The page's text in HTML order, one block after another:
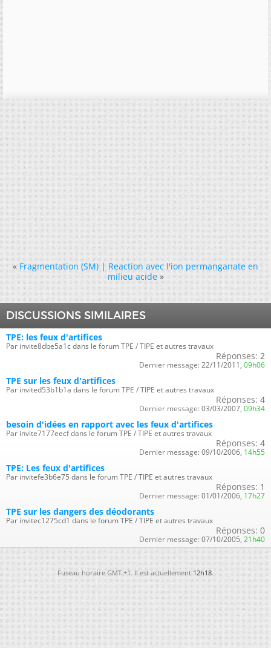
« Fragmentation (SM)|Reaction avec l'ion permanganate en
milieu acide »
DISCUSSIONS SIMILAIRES
TPE: les feux d'artifices
Par invite8dbe5a1c dans le forum TPE / TIPE et autres travaux
Réponses: 2
Dernier message: 22/11/2011, 09h06
TPE sur les feux d'artifices
Par invited53b1b1a dans le forum TPE / TIPE et autres travaux
Réponses: 4
Dernier message: 03/03/2007, 09h34
besoin d'idées en rapport avec les feux d'artifices
Par invite7177eecf dans le forum TPE / TIPE et autres travaux
Réponses: 4
Dernier message: 09/10/2006, 14h55
TPE: Les feux d'artifices
Par invitefe3b6e75 dans le forum TPE / TIPE et autres travaux
Réponses: 1
Dernier message: 01/01/2006, 17h27
TPE sur les dangers des déodorants
Par invitec1275cd1 dans le forum TPE / TIPE et autres travaux
Réponses: 0
Dernier message: 07/10/2005, 21h40
Fuseau horaire GMT +1. Il est actuellement12h18.